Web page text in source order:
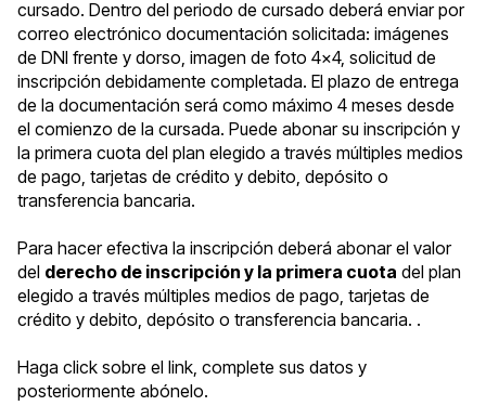
cursado. Dentro del periodo de cursado deberá enviar por
correo electrónico documentación solicitada: imágenes
de DNI frente y dorso, imagen de foto 4x4, solicitud de
inscripción debidamente completada. El plazo de entrega
de la documentación será como máximo 4 meses desde
el comienzo de la cursada. Puede abonar su inscripción y
la primera cuota del plan elegido a través múltiples medios
de pago, tarjetas de crédito y debito, depósito o
transferencia bancaria.
Para hacer efectiva la inscripción deberá abonar el valor
del derecho de inscripción y la primera cuota del plan
elegido a través múltiples medios de pago, tarjetas de
crédito y debito, depósito o transferencia bancaria. .
Haga click sobre el link, complete sus datos y
posteriormente abónelo.